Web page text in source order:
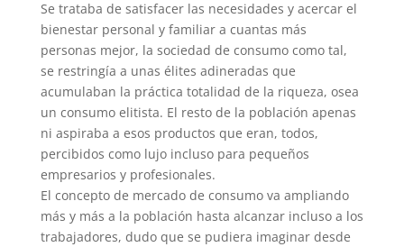
Se trataba de satisfacer las necesidades y acercar el
bienestar personal y familiar a cuantas más
personas mejor, la sociedad de consumo como tal,
se restringía a unas élites adineradas que
acumulaban la práctica totalidad de la riqueza, osea
un consumo elitista. El resto de la población apenas
ni aspiraba a esos productos que eran, todos,
percibidos como lujo incluso para pequeños
empresarios y profesionales.
El concepto de mercado de consumo va ampliando
más y más a la población hasta alcanzar incluso a los
trabajadores, dudo que se pudiera imaginar desde